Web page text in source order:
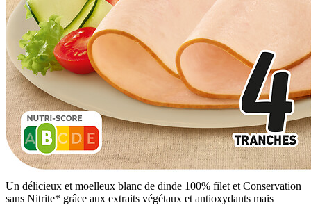
Un délicieux et moelleux blanc de dinde 100% filet et Conservation
sans Nitrite* grâce aux extraits végétaux et antioxydants mais